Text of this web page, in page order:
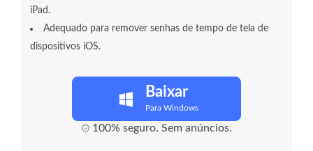
iPad.
Adequado para remover senhas de tempo de tela de
dispositivos iOS.
Baixar
Para Windows
100% seguro. Sem anúncios.